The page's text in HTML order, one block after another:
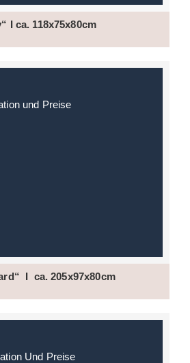
I ca. 118x75x80cm
und Preise
I ca. 205x97x80cm
Und Preise